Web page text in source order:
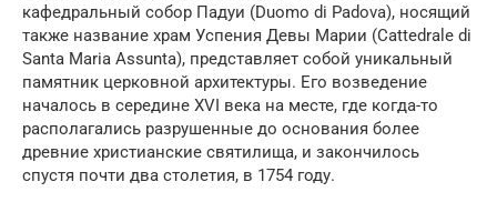
кафедральный собор Падуи (Duomo di Padova), носящий
также название храм Успения Девы Марии (Cattedrale di
Santa Maria Assunta), представляет собой уникальный
памятник церковной архитектуры. Его возведение
началось в середине XVI века на месте, где когда-то
располагались разрушенные до основания более
древние христианские святилища, и закончилось
спустя почти два столетия, в 1754 году.